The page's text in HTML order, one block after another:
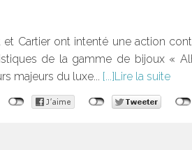
Cartier ont intenté une action
de la gamme de bijoux «
majeurs du luxe...
Lire la suite